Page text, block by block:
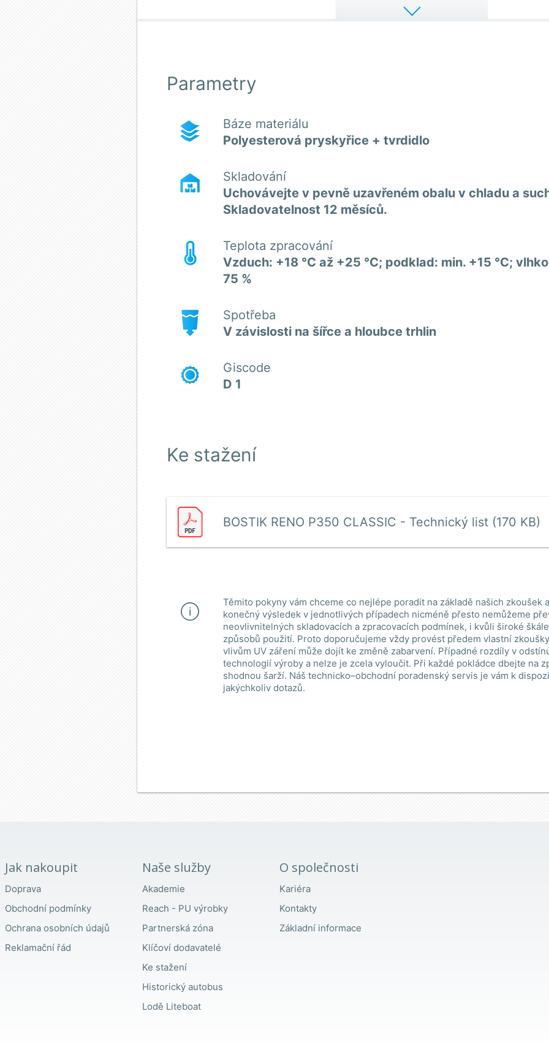
Parametry
Báze materiálu
Polyesterová pryskyřice + tvrdidlo
Skladování
Uchovávejte v pevně uzavřeném obalu v chladu a
Skladovatelnost 12 měsíců.
Teplota zpracování
Vzduch: +18 °C až +25 °C; podklad: min. +15 °C;
75 %
Spotřeba
V závislosti na šířce a hloubce trhlin
Giscode
D 1
Ke stažení
BOSTIK RENO P350 CLASSIC - Technický list (170 KB)
Těmito pokyny vám chceme co nejlépe poradit na základě našich zkoušek
konečný výsledek v jednotlivých případech nicméně přesto nemůžeme
neovlivnitelných skladovacích a zpracovacích podmínek, i kvůli široké
způsobů použití. Proto doporučujeme vždy provést předem vlastní
vlivům UV záření může dojít ke změně zabarvení. Případné rozdíly v
technologií výroby a nelze je zcela vyloučit. Při každé pokládce dbejte na
shodnou šarží. Náš technicko–obchodní poradenský servis je vám k
jakýchkoliv dotazů.
Jak nakoupit
Doprava
Obchodní podmínky
Ochrana osobních údajů
Reklamační řád
Naše služby
Akademie
Reach - PU výrobky
Partnerská zóna
Klíčoví dodavatelé
Ke stažení
Historický autobus
Lodě Liteboat
O společnosti
Kariéra
Kontakty
Základní informace